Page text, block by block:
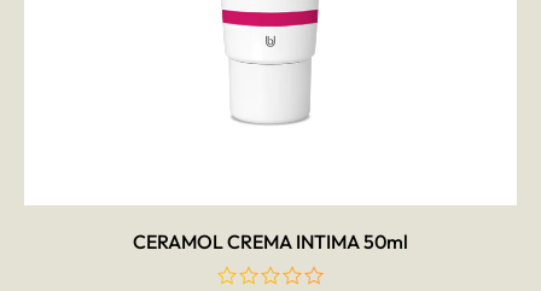
AÑADIR AL CARRITO
CERAMOL CREMA INTIMA 50ml